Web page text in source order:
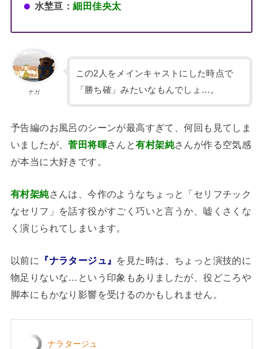
水埜亘：細田佳央太
ナガ
この2人をメインキャストにした時点で
「勝ち確」みたいなもんでしょ…。
予告編のお風呂のシーンが最高すぎて、何回も見てしま
いましたが、菅田将暉さんと有村架純さんが作る空気感
が本当に大好きです。
有村架純さんは、今作のようなちょっと「セリフチック
なセリフ」を話す役がすごく巧いと言うか、嘘くさくな
く演じられてしまいます。
以前に 『ナラタージュ』 を見た時は、ちょっと演技的に
物足りないな…という印象もありましたが、役どころや
脚本にもかなり影響を受けるのかもしれません。
ナラタージュ